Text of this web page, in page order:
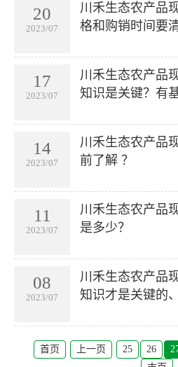
20
2023/07
川禾生态农产品
格和购销时间要
17
2023/07
川禾生态农产品
知识是关键？有
14
2023/07
川禾生态农产品
前了解 ？
11
2023/07
川禾生态农产品
是多少？
08
2023/07
川禾生态农产品
知识才是关键的
首页 上一页 25 26